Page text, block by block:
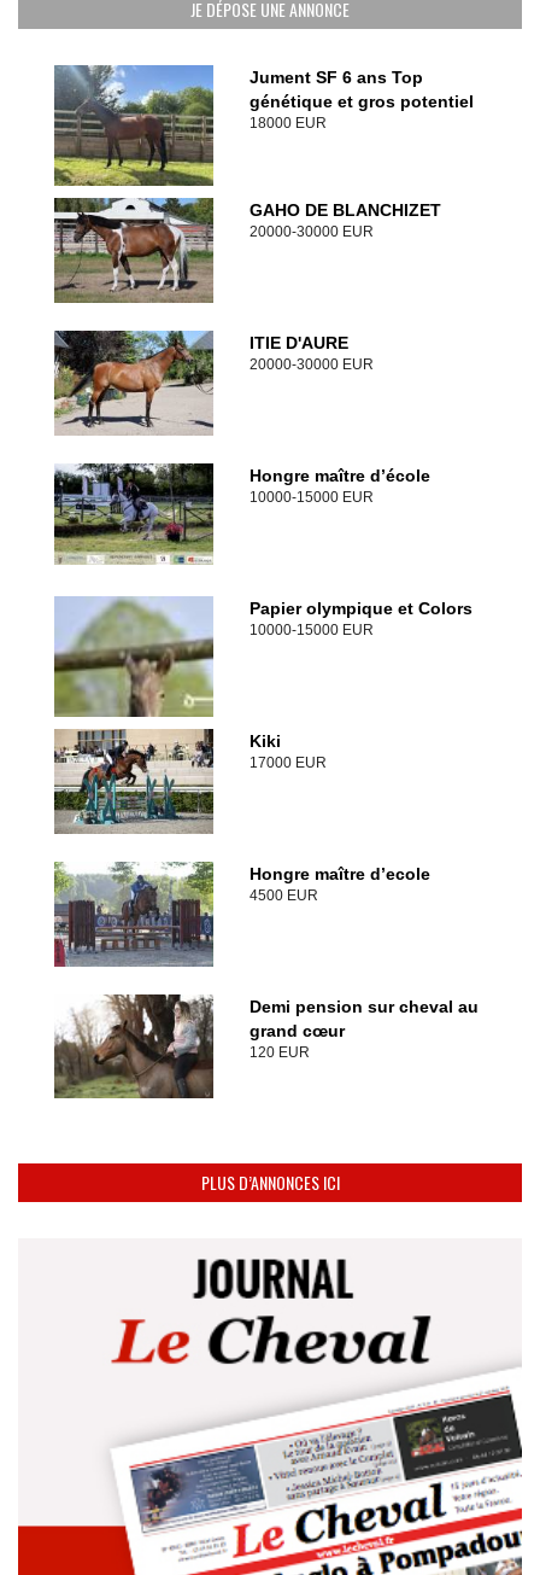
JE DÉPOSE UNE ANNONCE
Jument SF 6 ans Top
génétique et gros potentiel
18000 EUR
GAHO DE BLANCHIZET
20000-30000 EUR
ITIE D'AURE
20000-30000 EUR
Hongre maître d’école
10000-15000 EUR
Papier olympique et Colors
10000-15000 EUR
Kiki
17000 EUR
Hongre maître d’ecole
4500 EUR
Demi pension sur cheval au
grand cœur
120 EUR
PLUS D’ANNONCES ICI